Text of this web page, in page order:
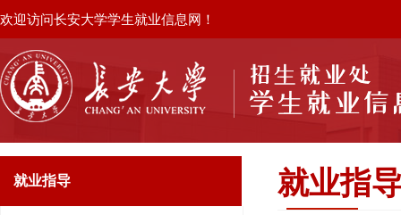
欢迎访问长安大学学生就业信息网！
就业指导 就业指